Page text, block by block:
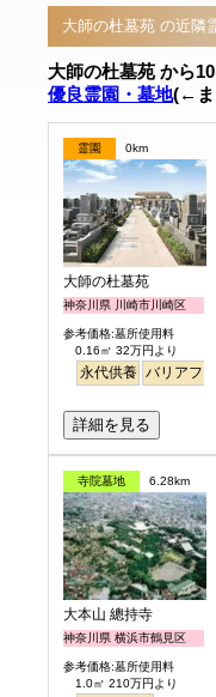
大師の杜墓苑 の近隣
大師の杜墓苑 から
優良霊園・墓地(←ま
霊園 0km
大師の杜墓苑
神奈川県 川崎市川崎区
参考価格:墓所使用料
0.16㎡ 32万円より
永代供養 バリアフリ
詳細を見る
寺院墓地 6.28km
大本山 總持寺
神奈川県 横浜市鶴見区
参考価格:墓所使用料
1.0㎡ 210万円より